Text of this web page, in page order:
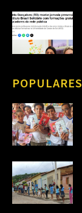
POPULARES